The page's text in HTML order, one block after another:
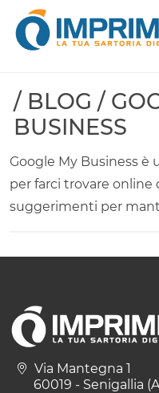
/ BLOG /
BUSINESS
Google My Business
per farci trovare online
suggerimenti per
Via Mantegna 1
60019 - Senigallia